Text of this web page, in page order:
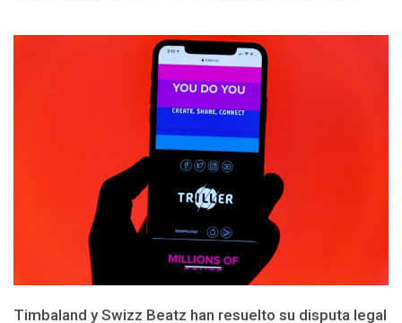
Timbaland y Swizz Beatz han resuelto su disputa legal